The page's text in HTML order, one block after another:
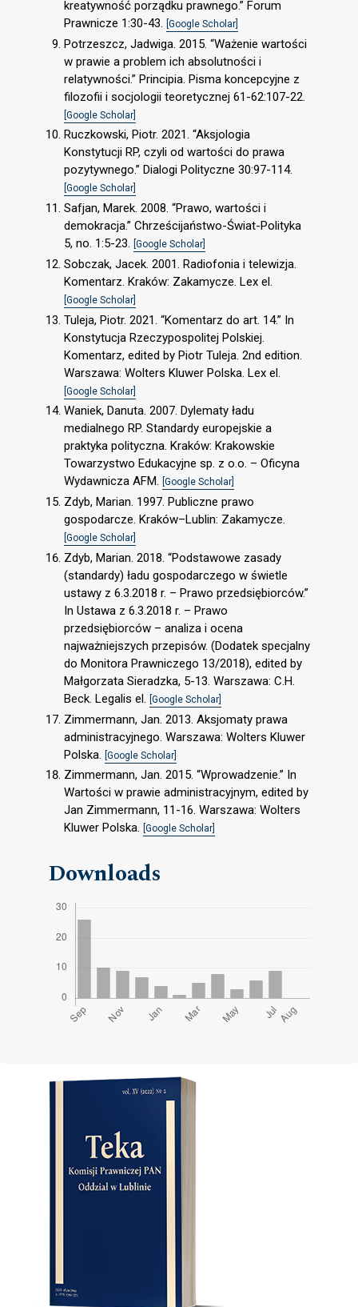
kreatywność porządku prawnego.” Forum
Prawnicze 1:30-43. [Google Scholar]
Potrzeszcz, Jadwiga. 2015. “Ważenie wartości
w prawie a problem ich absolutności i
relatywności.” Principia. Pisma koncepcyjne z
filozofii i socjologii teoretycznej 61-62:107-22.
[Google Scholar]
Ruczkowski, Piotr. 2021. “Aksjologia
Konstytucji RP, czyli od wartości do prawa
pozytywnego.” Dialogi Polityczne 30:97-114.
[Google Scholar]
Safjan, Marek. 2008. “Prawo, wartości i
demokracja.” Chrześcijaństwo-Świat-Polityka
5, no. 1:5-23. [Google Scholar]
Sobczak, Jacek. 2001. Radiofonia i telewizja.
Komentarz. Kraków: Zakamycze. Lex el.
[Google Scholar]
Tuleja, Piotr. 2021. “Komentarz do art. 14.” In
Konstytucja Rzeczypospolitej Polskiej.
Komentarz, edited by Piotr Tuleja. 2nd edition.
Warszawa: Wolters Kluwer Polska. Lex el.
[Google Scholar]
Waniek, Danuta. 2007. Dylematy ładu
medialnego RP. Standardy europejskie a
praktyka polityczna. Kraków: Krakowskie
Towarzystwo Edukacyjne sp. z o.o. – Oficyna
Wydawnicza AFM. [Google Scholar]
Zdyb, Marian. 1997. Publiczne prawo
gospodarcze. Kraków–Lublin: Zakamycze.
[Google Scholar]
Zdyb, Marian. 2018. “Podstawowe zasady
(standardy) ładu gospodarczego w świetle
ustawy z 6.3.2018 r. – Prawo przedsiębiorców.”
In Ustawa z 6.3.2018 r. – Prawo
przedsiębiorców – analiza i ocena
najważniejszych przepisów. (Dodatek specjalny
do Monitora Prawniczego 13/2018), edited by
Małgorzata Sieradzka, 5-13. Warszawa: C.H.
Beck. Legalis el. [Google Scholar]
Zimmermann, Jan. 2013. Aksjomaty prawa
administracyjnego. Warszawa: Wolters Kluwer
Polska.
[Google Scholar]
Zimmermann, Jan. 2015. “Wprowadzenie.” In
Wartości w prawie administracyjnym, edited by
Jan Zimmermann, 11-16. Warszawa: Wolters
Kluwer Polska. [Google Scholar]
Downloads
Cover image